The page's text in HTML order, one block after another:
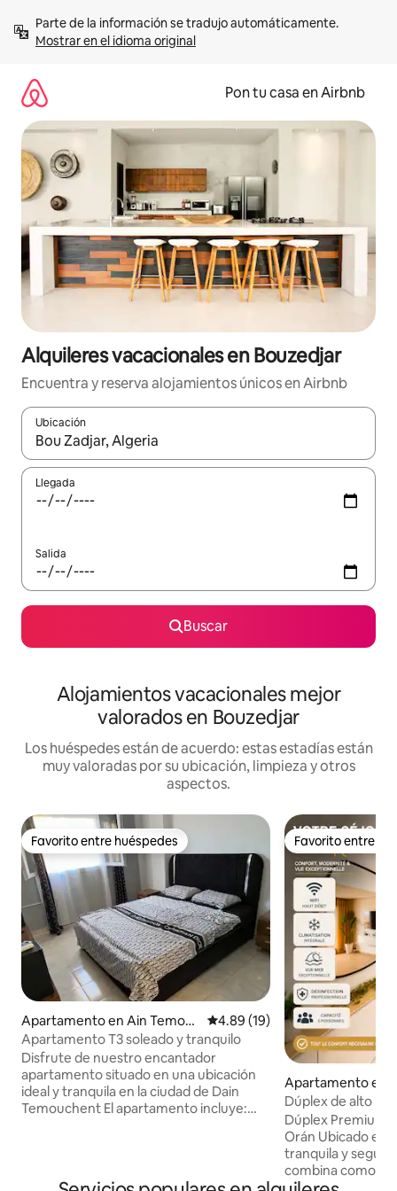
contenidoMostrar en el idioma original
Pon tu casa en Airbnb
Alquileres vacacionales en Bouzedjar
Encuentra y reserva alojamientos únicos en Airbnb
Ubicación
Cuando los resultados estén disponibles, navega con las
Llegada
Salida
Buscar
Alojamientos vacacionales mejor
valorados en Bouzedjar
Los huéspedes están de acuerdo: estas estadías están
muy valoradas por su ubicación, limpieza y otros
aspectos.
Favorito entre huéspedes
Favorito entre huéspedes
Apartamento en Ain Temouc
hent
Calificación promedio: 4.89 de
4.89 (19)
Apartamento T3 soleado y tranquilo
Disfrute de nuestro encantador
apartamento situado en una ubicación
ideal y tranquila en la ciudad de Dain
Temouchent El apartamento incluye:
Favorito entre
Favorito entre
Apartamento en
Dúplex de alto
viajeros
Dúplex Premium
Orán Ubicado en una urbanización
tranquila y
combina
practicidad.